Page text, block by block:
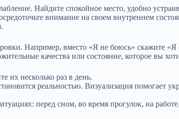
Найдите спокойное место, удобно
внимание на своем внутреннем
Например, вместо «Я не боюсь» скажите
качества или состояние, которое вы
их несколько раз в день.
реальностью. Визуализация помогает
перед сном, во время прогулок, на работе.